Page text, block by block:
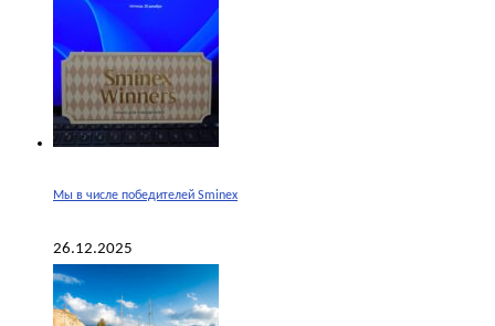
Мы в числе победителей Sminex
26.12.2025